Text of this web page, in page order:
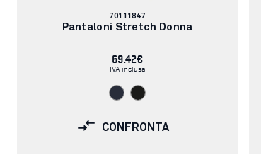
Codice
articolo:
70111847
Pantaloni Stretch Donna
69.42€
IVA inclusa
CONFRONTA